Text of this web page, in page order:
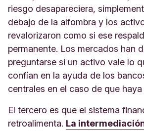
riesgo desapareciera,
debajo de la alfombra y los
revalorizaron como si ese
permanente. Los mercados han
preguntarse si un activo vale lo
confían en la ayuda de los
centrales en el caso de que haya
El tercero es que el sistema
retroalimenta. La